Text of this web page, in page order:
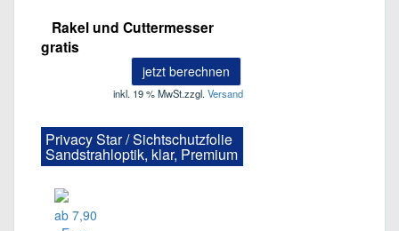
Rakel und Cuttermesser
gratis
jetzt berechnen
inkl. 19 % MwSt.zzgl.Versand
Privacy Star / Sichtschutzfolie
Sandstrahloptik, klar, Premium